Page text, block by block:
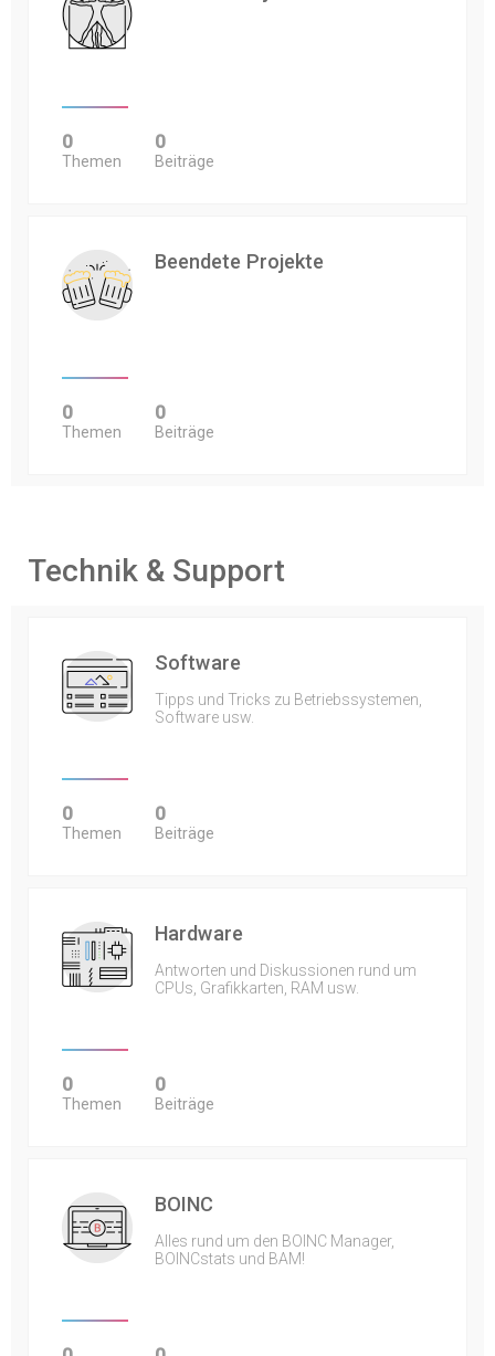
0
Themen
0
Beiträge
Beendete Projekte
0
Themen
0
Beiträge
Technik & Support
Software
Tipps und Tricks zu Betriebssystemen,
Software usw.
0
Themen
0
Beiträge
Hardware
Antworten und Diskussionen rund um
CPUs, Grafikkarten, RAM usw.
0
Themen
0
Beiträge
BOINC
Alles rund um den BOINC Manager,
BOINCstats und BAM!